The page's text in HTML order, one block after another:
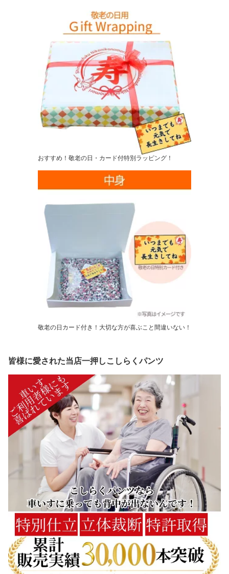
おすすめ！敬老の日・カード付特別ラッピング！
敬老の日カード付き！大切な方が喜ぶこと間違いない！
皆様に愛された当店一押しこしらくパンツ